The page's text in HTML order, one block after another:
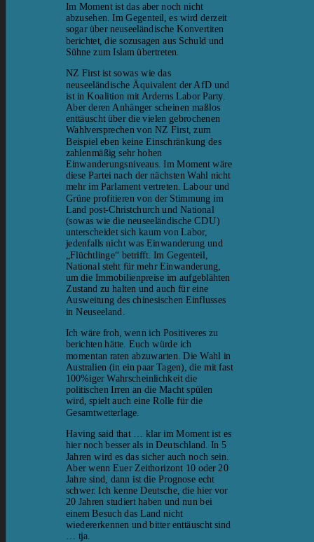
Im Moment ist das aber noch nicht
abzusehen. Im Gegenteil, es wird derzeit
sogar über neuseeländische Konvertiten
berichtet, die sozusagen aus Schuld und
Sühne zum Islam übertreten.
NZ First ist sowas wie das
neuseeländische Äquivalent der AfD und
ist in Koalition mit Arderns Labor Party.
Aber deren Anhänger scheinen maßlos
enttäuscht über die vielen gebrochenen
Wahlversprechen von NZ First, zum
Beispiel eben keine Einschränkung des
zahlenmäßig sehr hohen
Einwanderungsniveaus. Im Moment wäre
diese Partei nach der nächsten Wahl nicht
mehr im Parlament vertreten. Labour und
Grüne profitieren von der Stimmung im
Land post-Christchurch und National
(sowas wie die neuseeländische CDU)
unterscheidet sich kaum von Labor,
jedenfalls nicht was Einwanderung und
„Flüchtlinge“ betrifft. Im Gegenteil,
National steht für mehr Einwanderung,
um die Immobilienpreise im aufgeblähten
Zustand zu halten und auch für eine
Ausweitung des chinesischen Einflusses
in Neuseeland.
Ich wäre froh, wenn ich Positiveres zu
berichten hätte. Euch würde ich
momentan raten abzuwarten. Die Wahl in
Australien (in ein paar Tagen), die mit fast
100%iger Wahrscheinlichkeit die
politischen Irren an die Macht spülen
wird, spielt auch eine Rolle für die
Gesamtwetterlage.
Having said that … klar im Moment ist es
hier noch besser als in Deutschland. In 5
Jahren wird es das sicher auch noch sein.
Aber wenn Euer Zeithorizont 10 oder 20
Jahre sind, dann ist die Prognose echt
schwer. Ich kenne Deutsche, die hier vor
20 Jahren studiert haben und nun bei
einem Besuch das Land nicht
wiedererkennen und bitter enttäuscht sind
… tja.